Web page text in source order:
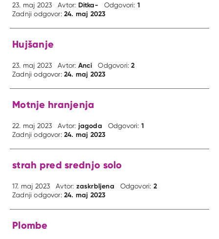
23. maj 2023 Avtor: Ditka- Odgovori: 1
Zadnji odgovor:24. maj 2023
Hujšanje
23. maj 2023 Avtor: Anci Odgovori:2
Zadnji odgovor:24. maj 2023
Motnje hranjenja
22. maj 2023 Avtor: jagoda Odgovori: 1
Zadnji odgovor:24. maj 2023
strah pred srednjo solo
17. maj 2023 Avtor: zaskrbljena Odgovori: 2
Zadnji odgovor:24. maj 2023
Plombe